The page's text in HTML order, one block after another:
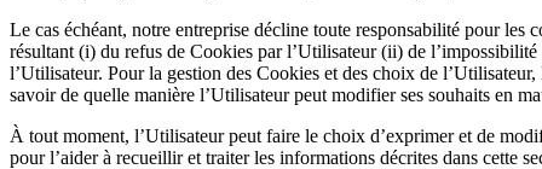
Le cas échéant, notre entreprise décline toute responsabilité pour les
résultant (i) du refus de Cookies par l’Utilisateur (ii) de
l’Utilisateur. Pour la gestion des Cookies et des choix de
savoir de quelle manière l’Utilisateur peut modifier ses souhaits en
À tout moment, l’Utilisateur peut faire le choix d’exprimer et de
pour l’aider à recueillir et traiter les informations décrites dans cette